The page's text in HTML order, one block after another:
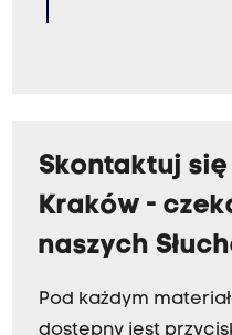
Skontaktuj się
Kraków -
naszych
Pod każdym
dostępny jest